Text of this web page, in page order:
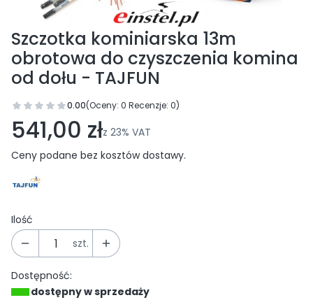
Szczotka kominiarska 13m
obrotowa do czyszczenia komina
od dołu - TAJFUN
0.00(Oceny: 0 Recenzje: 0)
Przejdź do sekcji Opinie
541,00 złz 23% VAT
Ceny podane bez kosztów dostawy.
Ilość
szt.
Dostępność:
dostępny w sprzedaży